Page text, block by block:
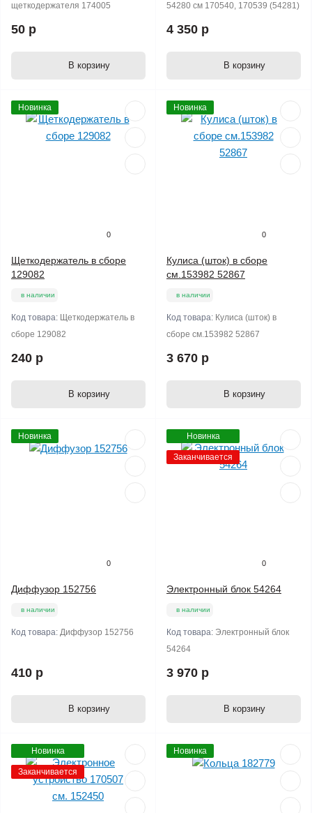
щеткодержателя 174005
50 р
В корзину
54280 см 170540, 170539 (54281)
4 350 р
В корзину
Новинка
0
Щеткодержатель в сборе
129082
в наличии
Код товара: Щеткодержатель в
сборе 129082
240 р
В корзину
Новинка
0
Кулиса (шток) в сборе
см.153982 52867
в наличии
Код товара: Кулиса (шток) в
сборе см.153982 52867
3 670 р
В корзину
Новинка
0
Диффузор 152756
в наличии
Код товара: Диффузор 152756
410 р
В корзину
Новинка
Заканчивается
0
Электронный блок 54264
в наличии
Код товара: Электронный блок
54264
3 970 р
В корзину
Новинка
Заканчивается
Новинка